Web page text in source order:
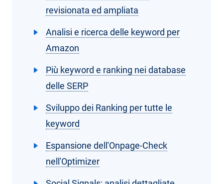
revisionata ed ampliata
Analisi e ricerca delle keyword per
Amazon
Più keyword e ranking nei database
delle SERP
Sviluppo dei Ranking per tutte le
keyword
Espansione dell'Onpage-Check
nell'Optimizer